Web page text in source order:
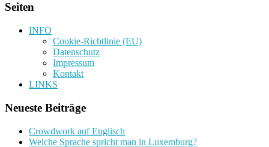
Seiten
INFO
Cookie-Richtlinie (EU)
Datenschutz
Impressum
Kontakt
LINKS
Neueste Beiträge
Crowdwork auf Englisch
Welche Sprache spricht man in Luxemburg?